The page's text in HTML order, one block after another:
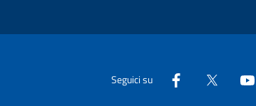
Seguici su